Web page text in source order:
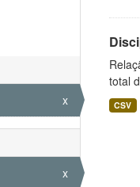
x
x
total
CSV